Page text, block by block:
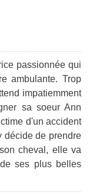
passionnée qui
ambulante. Trop
impatiemment
sa soeur Ann
d'un accident
décide de prendre
cheval, elle va
ses plus belles